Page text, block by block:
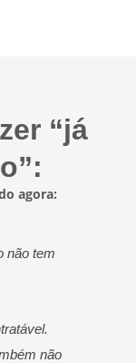
“já
agora:
não tem
não